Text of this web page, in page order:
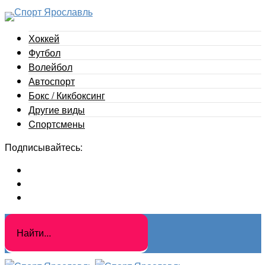
Хоккей
Футбол
Волейбол
Автоспорт
Бокс / Кикбоксинг
Другие виды
Cпортсмены
Подписывайтесь: